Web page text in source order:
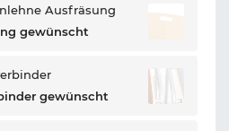
Ausfräsung
gewünscht
gewünscht